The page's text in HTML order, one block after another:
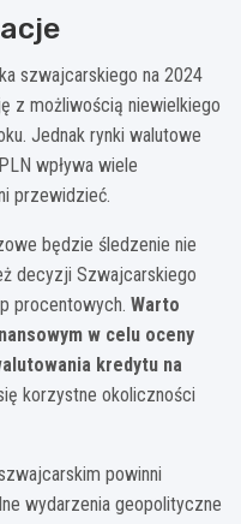
szwajcarskiego na 2024
z możliwością niewielkiego
Jednak rynki walutowe
wpływa wiele
przewidzieć.
będzie śledzenie nie
decyzji Szwajcarskiego
procentowych. Warto
w celu oceny
kredytu na
korzystne okoliczności
powinni
wydarzenia geopolityczne